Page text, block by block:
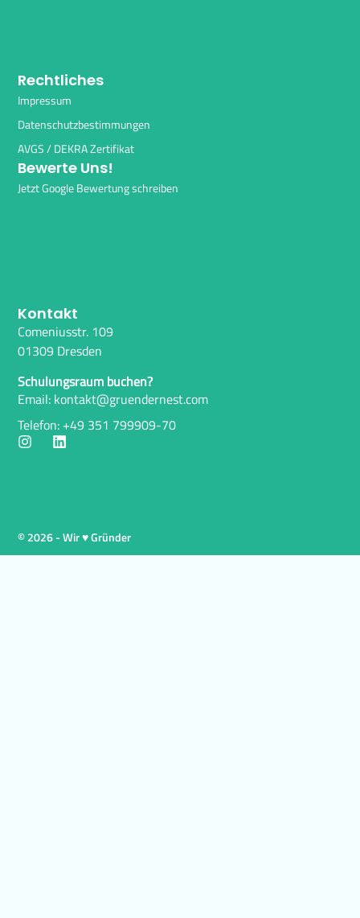
Rechtliches
Impressum
Datenschutzbestimmungen
AVGS / DEKRA Zertifikat
Bewerte Uns!
Jetzt Google Bewertung schreiben
Kontakt
Comeniusstr. 109
01309 Dresden
Schulungsraum buchen?
Email: kontakt@gruendernest.com
Telefon: +49 351 799909-70
© 2026 - Wir ♥ Gründer